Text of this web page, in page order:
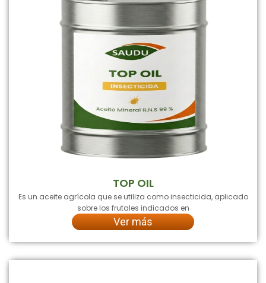
TOP OIL
Es un aceite agrícola que se utiliza como insecticida, aplicado
sobre los frutales indicados en
Ver más